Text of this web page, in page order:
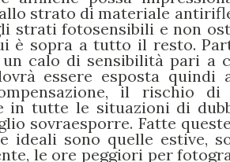
strato di materiale
strati fotosensibili e non
è sopra a tutto il resto.
un calo di sensibilità pari a
essere esposta quindi
il rischio
in tutte le situazioni di
sovraesporre. Fatte
ideali sono quelle estive,
le ore peggiori per